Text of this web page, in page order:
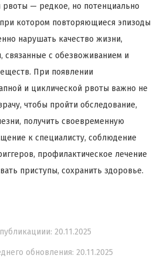
— редкое, но потенциально
котором повторяющиеся эпизоды
нарушать качество жизни,
связанные с обезвоживанием и
При появлении
и циклической рвоты важно не
чтобы пройти обследование,
получить своевременную
к специалисту, соблюдение
профилактическое лечение
приступы, сохранить здоровье.
20.11.2025
обновления: 20.11.2025